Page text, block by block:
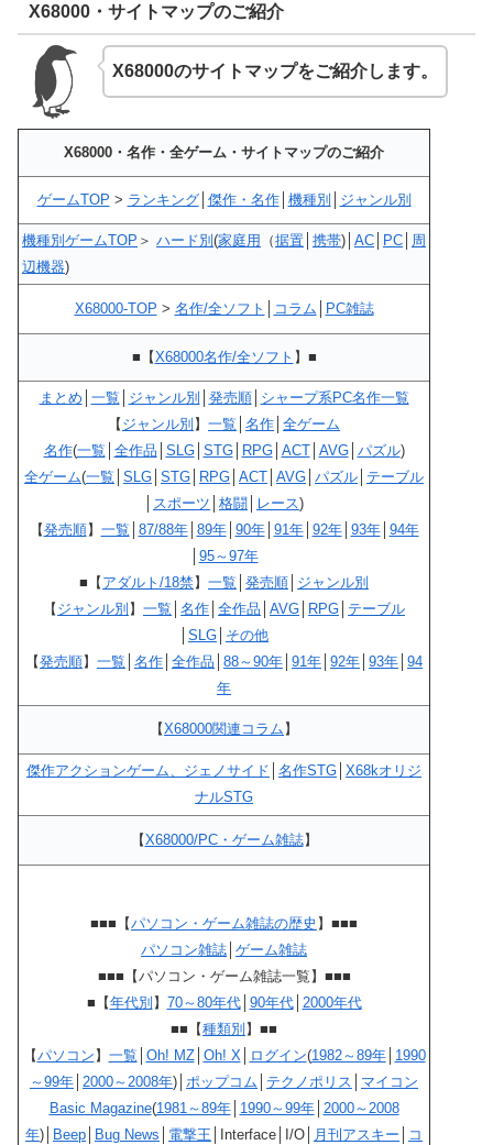
X68000・サイトマップのご紹介
X68000のサイトマップをご紹介します。
X68000・名作・全ゲーム・サイトマップのご紹介
ゲームTOP > ランキング│ 傑作・名作│ 機種別 ジャンル別
機種別ゲームTOP ＞ ハード別 (家庭用 （据置 携帯)│ AC PC 周
辺機器)
X68000-TOP > 名作/全ソフト コラム PC雑誌
■【X68000名作/全ソフト 】■
まとめ 一覧 ジャンル別 発売順│ シャープ系PC名作一覧
【 ジャンル別 】 一覧 名作 全ゲーム
名作(一覧 全作品 SLG│ STG│ RPG│ ACT│ AVG│ パズル)
全ゲーム(一覧 SLG STG RPG ACT AVG パズル テーブル
スポーツ 格闘 レース)
【発売順】 一覧 87/88年│ 89年│ 90年│ 91年│ 92年│ 93年│ 94年
95～97年
■【 アダルト/18禁】 一覧 発売順 ジャンル別
【 ジャンル別 】 一覧 名作 全作品 AVG RPG テーブル
SLG その他
【発売順】 一覧 名作 全作品 88～90年 91年 92年 93年 94
年
【X68000関連コラム 】
傑作アクションゲーム、ジェノサイド 名作STG X68kオリジ
ナルSTG
【X68000/PC・ゲーム雑誌】
■■■【パソコン・ゲーム雑誌の歴史 】■■■
パソコン雑誌 ゲーム雑誌
■■■【パソコン・ゲーム雑誌一覧】■■■
■【年代別 】 70～80年代│ 90年代│ 2000年代
■■【種類別 】■■
【パソコン 】 一覧 Oh! MZ│ Oh! X│ ログイン(1982～89年│ 1990
～99年 2000～2008年)│ ポップコム テクノポリス
マイコン
Basic Magazine(1981～89年│ 1990～99年│ 2000～2008
年)│ Beep Bug News 電撃王 │Interface│I/O│ 月刊アスキー
コ